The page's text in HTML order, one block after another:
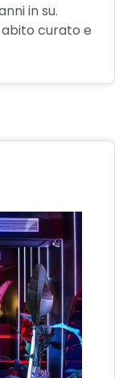
in su.
curato e